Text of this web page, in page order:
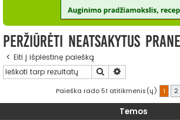
Peržiūrėti neatsakytus
Eiti į išplėstinę paiešką
Ieškoti
Paieška rado 51 atitikmenis(ų) 1 2
Temos